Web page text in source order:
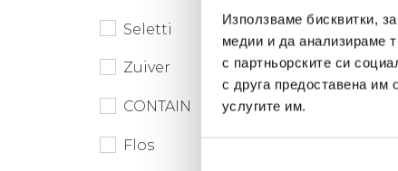
Използваме бисквитки,
медии и да анализираме
с партньорските си
с друга предоставена им
услугите им.
Seletti
Zuiver
CONTAIN
Flos
В